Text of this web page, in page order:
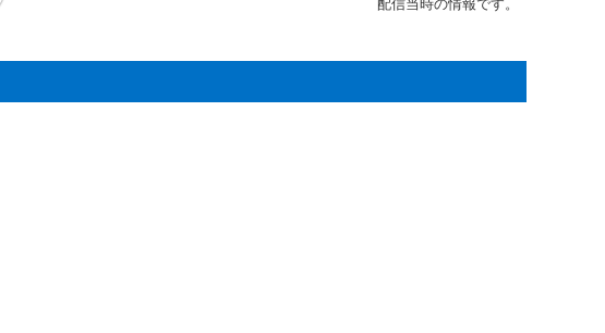
配信当時の情報です。